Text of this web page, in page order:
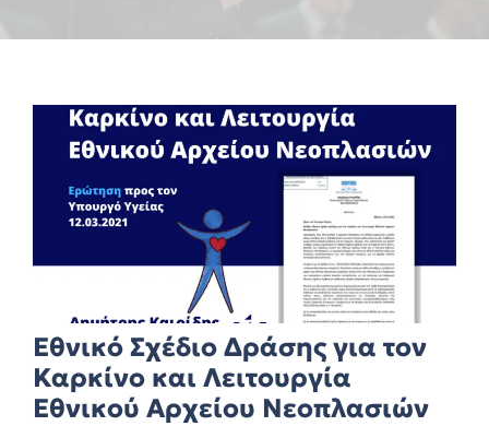
Εθνικό Σχέδιο Δράσης για τον
Καρκίνο και Λειτουργία
Εθνικού Αρχείου Νεοπλασιών